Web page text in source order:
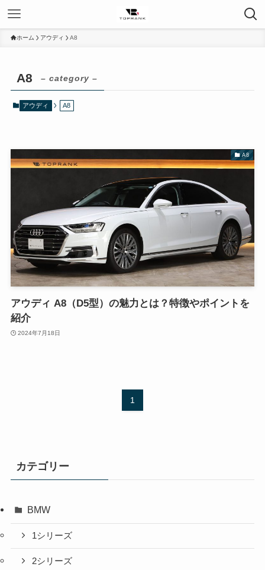
ホーム アウディ A8
A8 – category –
アウディ A8
A8
アウディ A8（D5型）の魅力とは？特徴やポイントを
紹介
2024年7月18日
1
カテゴリー
BMW
1シリーズ
2シリーズ